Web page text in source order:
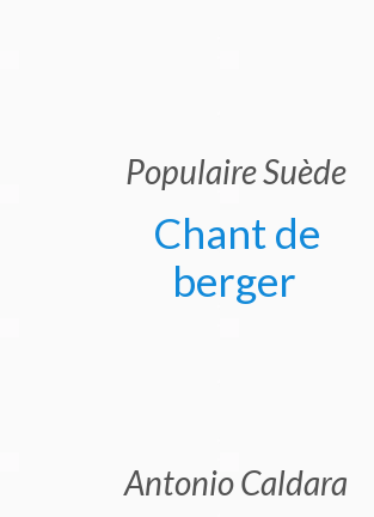
Populaire Suède
Chant de
berger
Antonio Caldara